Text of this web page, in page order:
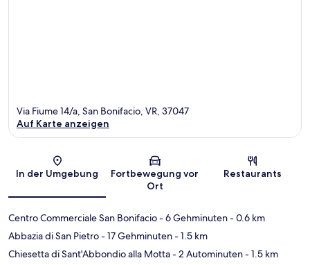
Karte
Via Fiume 14/a, San Bonifacio, VR, 37047
Auf Karte anzeigen
In der Umgebung
Fortbewegung vor
Ort
Restaurants
Centro Commerciale San Bonifacio- 6 Gehminuten- 0.6 km
Abbazia di San Pietro- 17 Gehminuten- 1.5 km
Chiesetta di Sant'Abbondio alla Motta- 2 Autominuten- 1.5 km